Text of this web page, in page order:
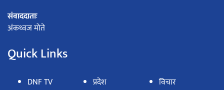
संवाददाताः
अंकध्वज मोते
Quick Links
DNF TV
प्रदेश
विचार